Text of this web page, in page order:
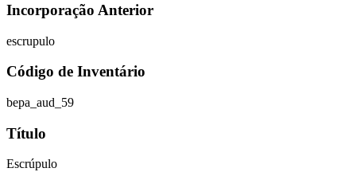
Incorporação Anterior
escrupulo
Código de Inventário
bepa_aud_59
Título
Escrúpulo